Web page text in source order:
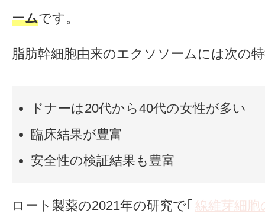
ームです。
脂肪幹細胞由来のエクソソームには次の
ドナーは20代から40代の女性が多い
臨床結果が豊富
安全性の検証結果も豊富
ロート製薬の2021年の研究で｢ 線維芽細